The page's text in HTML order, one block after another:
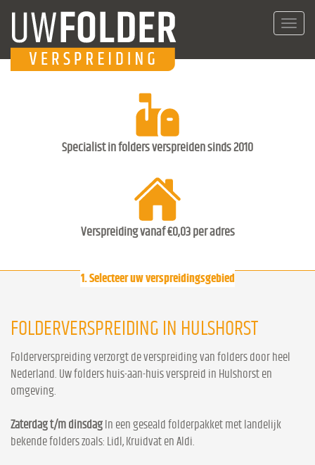
Specialist in folders verspreiden sinds 2010
Verspreiding vanaf €0,03 per adres
1. Selecteer uw verspreidingsgebied
FOLDERVERSPREIDING IN HULSHORST
Folderverspreiding verzorgt de verspreiding van folders door heel
Nederland. Uw folders huis-aan-huis verspreid in Hulshorst en
omgeving.
Zaterdag t/m dinsdag In een geseald folderpakket met landelijk
bekende folders zoals: Lidl, Kruidvat en Aldi.